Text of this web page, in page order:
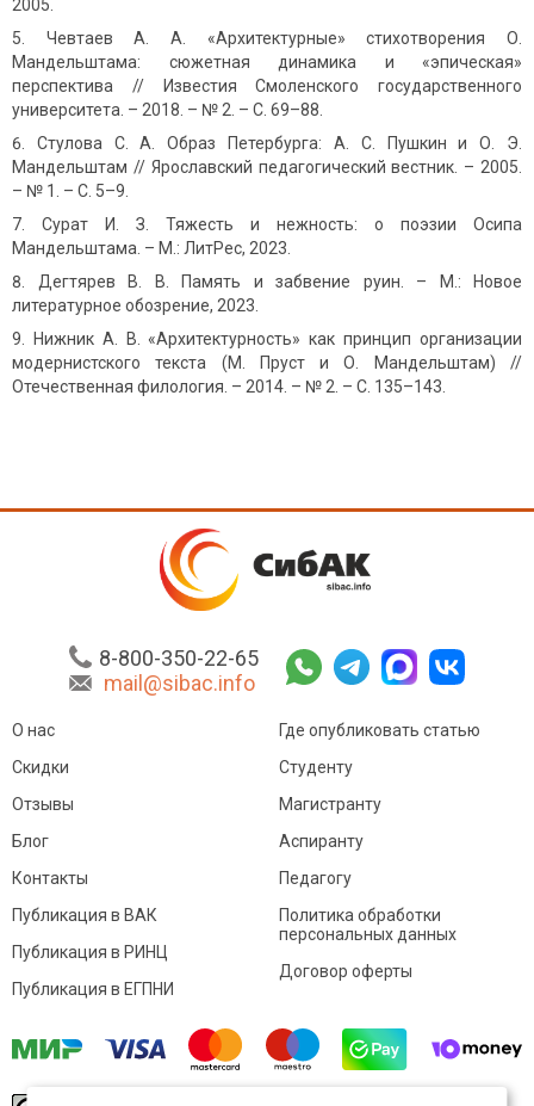
2005.
Чевтаев А. А. «Архитектурные» стихотворения О.
Мандельштама: сюжетная динамика и «эпическая»
перспектива // Известия Смоленского государственного
университета. – 2018. – № 2. – С. 69–88.
Стулова С. А. Образ Петербурга: А. С. Пушкин и О. Э.
Мандельштам // Ярославский педагогический вестник. – 2005.
– № 1. – С. 5–9.
Сурат И. З. Тяжесть и нежность: о поэзии Осипа
Мандельштама. – М.: ЛитРес, 2023.
Дегтярев В. В. Память и забвение руин. – М.: Новое
литературное обозрение, 2023.
Нижник А. В. «Архитектурность» как принцип организации
модернистского текста (М. Пруст и О. Мандельштам) //
Отечественная филология. – 2014. – № 2. – С. 135–143.
8-800-350-22-65
mail@sibac.info
О нас
Скидки
Отзывы
Блог
Контакты
Где опубликовать статью
Студенту
Магистранту
Аспиранту
Педагогу
Публикация в ВАК
Публикация в РИНЦ
Публикация в ЕГПНИ
Политика обработки
персональных данных
Договор оферты